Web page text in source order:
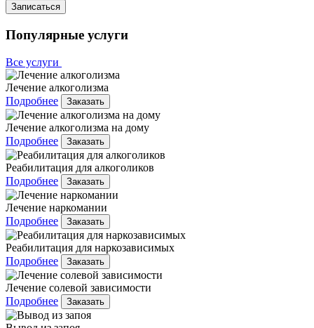
Записаться
Популярные услуги
Все услуги
Лечение алкоголизма
Подробнее
Заказать
Лечение алкоголизма на дому
Подробнее
Заказать
Реабилитация для алкоголиков
Подробнее
Заказать
Лечение наркомании
Подробнее
Заказать
Реабилитация для наркозависимых
Подробнее
Заказать
Лечение солевой зависимости
Подробнее
Заказать